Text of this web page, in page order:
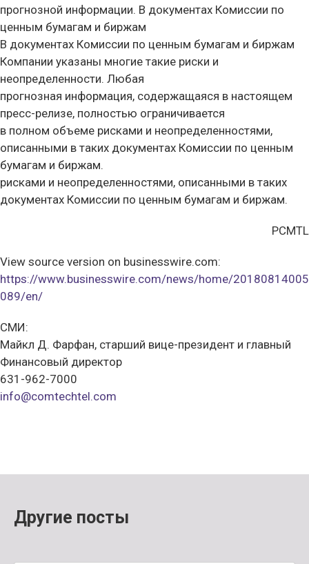
прогнозной информации. В документах Комиссии по
ценным бумагам и биржам
В документах Комиссии по ценным бумагам и биржам
Компании указаны многие такие риски и
неопределенности. Любая
прогнозная информация, содержащаяся в настоящем
пресс-релизе, полностью ограничивается
в полном объеме рисками и неопределенностями,
описанными в таких документах Комиссии по ценным
бумагам и биржам.
рисками и неопределенностями, описанными в таких
документах Комиссии по ценным бумагам и биржам.
PCMTL
View source version on businesswire.com:
https://www.businesswire.com/news/home/20180814005
089/en/
СМИ:
Майкл Д. Фарфан, старший вице-президент и главный
Финансовый директор
631-962-7000
info@comtechtel.com
Другие посты